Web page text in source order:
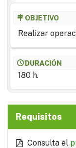
OBJETIVO
Realizar
DURACIÓN
180 h.
Requisitos
Consulta el